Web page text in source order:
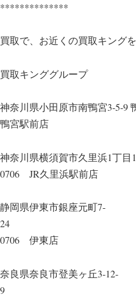
**************
買取で、お近くの買取キング
買取キンググループ
神奈川県小田原市南鴨宮3-5-9
鴨宮駅前店
神奈川県横須賀市久里浜1丁
0706 JR久里浜駅前店
静岡県伊東市銀座元町7-
24 TEL：
0706 伊東店
奈良県奈良市登美ヶ丘3-12-
9 TEL：